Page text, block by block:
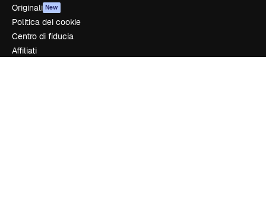
Originali New
Politica dei cookie
Centro di fiducia
Affiliati